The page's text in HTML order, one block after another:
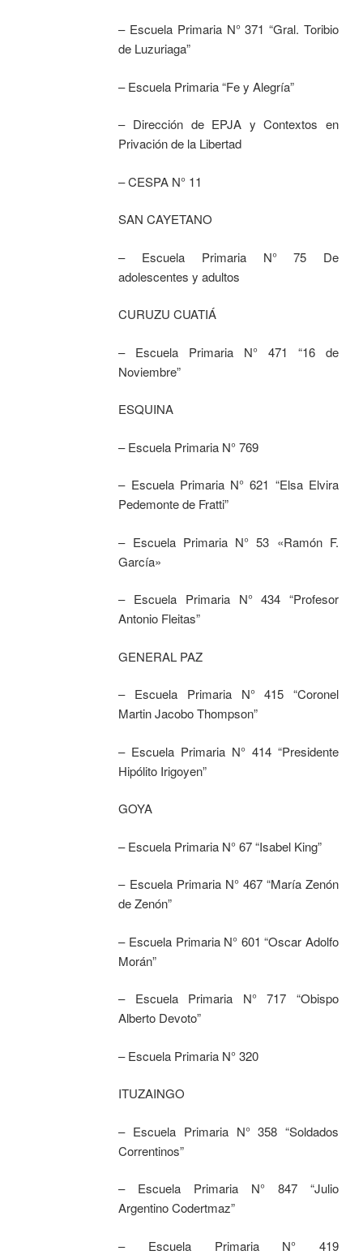
– Escuela Primaria N° 371 “Gral. Toribio
de Luzuriaga”
– Escuela Primaria “Fe y Alegría”
– Dirección de EPJA y Contextos en
Privación de la Libertad
– CESPA N° 11
SAN CAYETANO
– Escuela Primaria N° 75 De
adolescentes y adultos
CURUZU CUATIÁ
– Escuela Primaria N° 471 “16 de
Noviembre”
ESQUINA
– Escuela Primaria N° 769
– Escuela Primaria N° 621 “Elsa Elvira
Pedemonte de Fratti”
– Escuela Primaria N° 53 «Ramón F.
García»
– Escuela Primaria N° 434 “Profesor
Antonio Fleitas”
GENERAL PAZ
– Escuela Primaria N° 415 “Coronel
Martin Jacobo Thompson”
– Escuela Primaria N° 414 “Presidente
Hipólito Irigoyen”
GOYA
– Escuela Primaria N° 67 “Isabel King”
– Escuela Primaria N° 467 “María Zenón
de Zenón”
– Escuela Primaria N° 601 “Oscar Adolfo
Morán”
– Escuela Primaria N° 717 “Obispo
Alberto Devoto”
– Escuela Primaria N° 320
ITUZAINGO
– Escuela Primaria N° 358 “Soldados
Correntinos”
– Escuela Primaria N° 847 “Julio
Argentino Codertmaz”
– Escuela Primaria N° 419